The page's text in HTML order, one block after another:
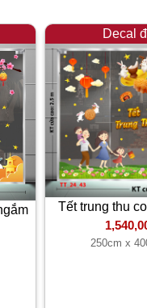
Decal
Tết trung thu
250cm x